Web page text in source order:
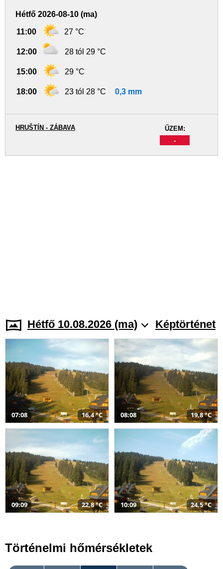
Hétfő 2026-08-10 (ma)
11:00 27 °C
12:00 28 tól 29 °C
15:00 29 °C
18:00 23 tól 28 °C 0,3 mm
ŰZEM:
-
HRUŠTÍN - ZÁBAVA
Hétfő 10.08.2026 (ma) Képtörténet
07:08 16,4 °C 08:08 19,8 °C
09:09 22,8 °C 10:09 24,5 °C
Történelmi hőmérsékletek